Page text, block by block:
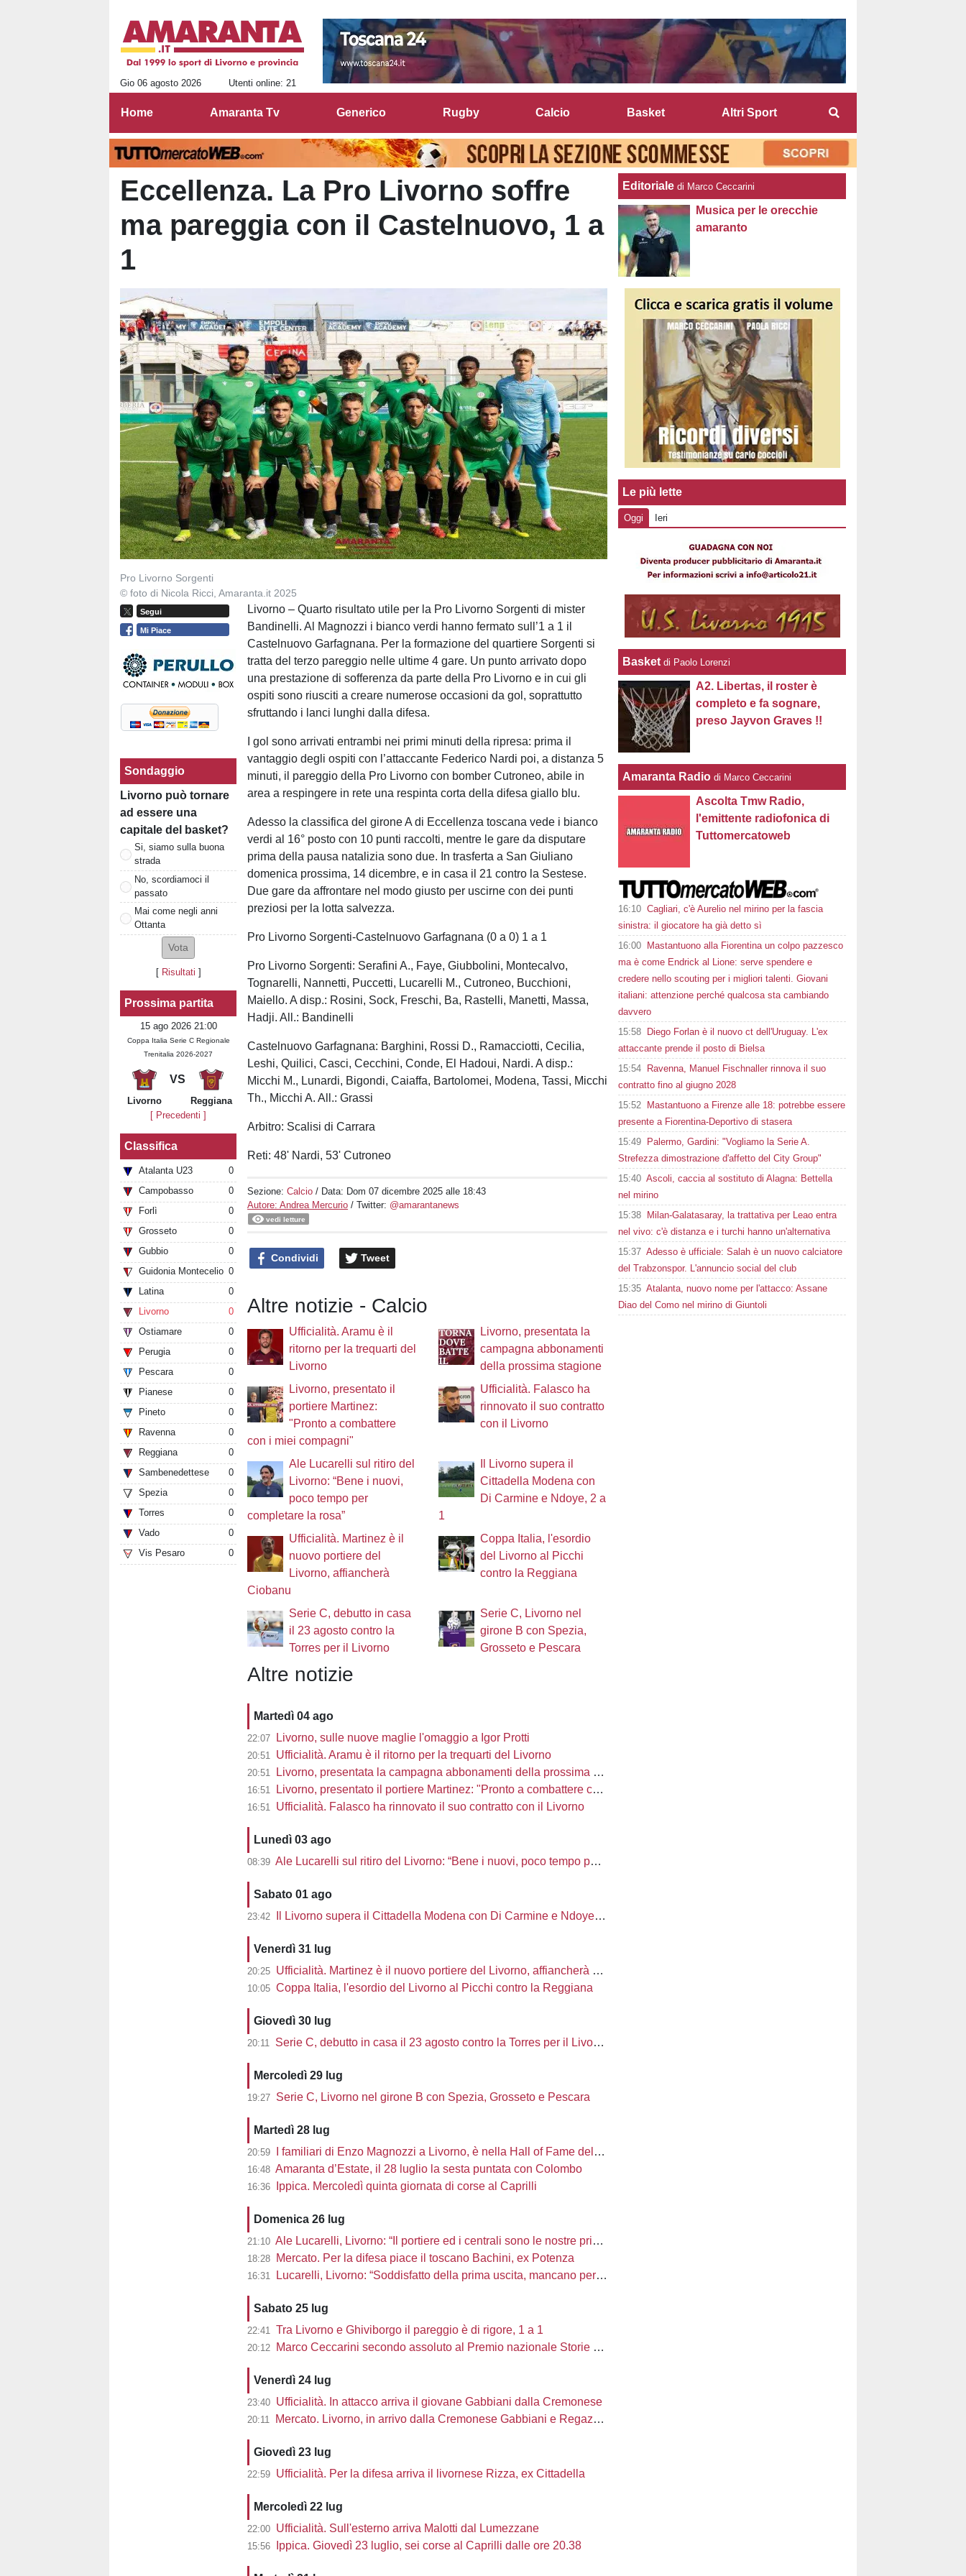
Gio 06 agosto 2026 Utenti online: 21
Home Amaranta Tv Generico Rugby Calcio Basket Altri Sport
Eccellenza. La Pro Livorno soffre
ma pareggia con il Castelnuovo, 1 a
1
Pro Livorno Sorgenti
© foto di Nicola Ricci, Amaranta.it 2025
Segui
Mi Piace
Sondaggio
Livorno può tornare
ad essere una
capitale del basket?
Si, siamo sulla buona
strada
No, scordiamoci il
passato
Mai come negli anni
Ottanta
[ Risultati ]
Prossima partita
15 ago 2026 21:00
Coppa Italia Serie C Regionale
Trenitalia 2026-2027
VS
Livorno
Reggiana
[ Precedenti ]
Classifica
Atalanta U23
0
Campobasso
0
Forlì
0
Grosseto
0
Gubbio
0
Guidonia Montecelio 0
Latina
0
Livorno
0
Ostiamare
0
Perugia
0
Pescara
0
Pianese
0
Pineto
0
Ravenna
0
Reggiana
0
Sambenedettese
0
Spezia
0
Torres
0
Vado
0
Vis Pesaro
0
Livorno – Quarto risultato utile per la Pro Livorno Sorgenti di mister
Bandinelli. Al Magnozzi i bianco verdi hanno fermato sull’1 a 1 il
Castelnuovo Garfagnana. Per la formazione del quartiere Sorgenti si
tratta del terzo pareggio nelle ultime 4 gare. Un punto arrivato dopo
una prestazione di sofferenza da parte della Pro Livorno e in cui gli
ospiti sono riusciti a creare numerose occasioni da gol, soprattutto
sfruttando i lanci lunghi dalla difesa.
I gol sono arrivati entrambi nei primi minuti della ripresa: prima il
vantaggio degli ospiti con l’attaccante Federico Nardi poi, a distanza 5
minuti, il pareggio della Pro Livorno con bomber Cutroneo, abile in
area a respingere in rete una respinta corta della difesa giallo blu.
Adesso la classifica del girone A di Eccellenza toscana vede i bianco
verdi al 16° posto con 10 punti raccolti, mentre le gare da disputare
prima della pausa natalizia sono due. In trasferta a San Giuliano
domenica prossima, 14 dicembre, e in casa il 21 contro la Sestese.
Due gare da affrontare nel modo giusto per uscirne con dei punti
preziosi per la lotta salvezza.
Pro Livorno Sorgenti-Castelnuovo Garfagnana (0 a 0) 1 a 1
Pro Livorno Sorgenti: Serafini A., Faye, Giubbolini, Montecalvo,
Tognarelli, Nannetti, Puccetti, Lucarelli M., Cutroneo, Bucchioni,
Maiello. A disp.: Rosini, Sock, Freschi, Ba, Rastelli, Manetti, Massa,
Hadji. All.: Bandinelli
Castelnuovo Garfagnana: Barghini, Rossi D., Ramacciotti, Cecilia,
Leshi, Quilici, Casci, Cecchini, Conde, El Hadoui, Nardi. A disp.:
Micchi M., Lunardi, Bigondi, Caiaffa, Bartolomei, Modena, Tassi, Micchi
Th., Micchi A. All.: Grassi
Arbitro: Scalisi di Carrara
Reti: 48' Nardi, 53' Cutroneo
Sezione:Calcio / Data: Dom 07 dicembre 2025 alle 18:43
Autore: Andrea Mercurio / Twitter: @amarantanews
vedi letture
Condividi Tweet
Altre notizie - Calcio
Ufficialità. Aramu è il
ritorno per la trequarti del
Livorno
Livorno, presentata la
campagna abbonamenti
della prossima stagione
Livorno, presentato il
portiere Martinez:
"Pronto a combattere
con i miei compagni"
Ufficialità. Falasco ha
rinnovato il suo contratto
con il Livorno
Ale Lucarelli sul ritiro del
Livorno: “Bene i nuovi,
poco tempo per
completare la rosa”
Il Livorno supera il
Cittadella Modena con
Di Carmine e Ndoye, 2 a
1
Ufficialità. Martinez è il
nuovo portiere del
Livorno, affiancherà
Ciobanu
Coppa Italia, l'esordio
del Livorno al Picchi
contro la Reggiana
Serie C, debutto in casa
il 23 agosto contro la
Torres per il Livorno
Serie C, Livorno nel
girone B con Spezia,
Grosseto e Pescara
Altre notizie
Martedì 04 ago
22:07 Livorno, sulle nuove maglie l'omaggio a Igor Protti
20:51 Ufficialità. Aramu è il ritorno per la trequarti del Livorno
20:51 Livorno, presentata la campagna abbonamenti della prossima stagione
16:51 Livorno, presentato il portiere Martinez: "Pronto a combattere con i miei compagni"
16:51 Ufficialità. Falasco ha rinnovato il suo contratto con il Livorno
Lunedì 03 ago
08:39 Ale Lucarelli sul ritiro del Livorno: “Bene i nuovi, poco tempo per completare la rosa”
Sabato 01 ago
23:42 Il Livorno supera il Cittadella Modena con Di Carmine e Ndoye, 2 a 1
Venerdì 31 lug
20:25 Ufficialità. Martinez è il nuovo portiere del Livorno, affiancherà Ciobanu
10:05 Coppa Italia, l'esordio del Livorno al Picchi contro la Reggiana
Giovedì 30 lug
20:11 Serie C, debutto in casa il 23 agosto contro la Torres per il Livorno
Mercoledì 29 lug
19:27 Serie C, Livorno nel girone B con Spezia, Grosseto e Pescara
Martedì 28 lug
20:59 I familiari di Enzo Magnozzi a Livorno, è nella Hall of Fame del calcio Usa
16:48 Amaranta d’Estate, il 28 luglio la sesta puntata con Colombo
16:36 Ippica. Mercoledì quinta giornata di corse al Caprilli
Domenica 26 lug
21:10 Ale Lucarelli, Livorno: “Il portiere ed i centrali sono le nostre priorità”
18:28 Mercato. Per la difesa piace il toscano Bachini, ex Potenza
16:31 Lucarelli, Livorno: “Soddisfatto della prima uscita, mancano però una decina di innesti”
Sabato 25 lug
22:41 Tra Livorno e Ghiviborgo il pareggio è di rigore, 1 a 1
20:12 Marco Ceccarini secondo assoluto al Premio nazionale Storie di Sport
Venerdì 24 lug
23:40 Ufficialità. In attacco arriva il giovane Gabbiani dalla Cremonese
20:11 Mercato. Livorno, in arrivo dalla Cremonese Gabbiani e Regazzetti
Giovedì 23 lug
22:59 Ufficialità. Per la difesa arriva il livornese Rizza, ex Cittadella
Mercoledì 22 lug
22:00 Ufficialità. Sull'esterno arriva Malotti dal Lumezzane
15:56 Ippica. Giovedì 23 luglio, sei corse al Caprilli dalle ore 20.38
Editoriale di Marco Ceccarini
Musica per le orecchie
amaranto
Le più lette
Oggi Ieri
Basket di Paolo Lorenzi
A2. Libertas, il roster è
completo e fa sognare,
preso Jayvon Graves !!
Amaranta Radio di Marco Ceccarini
Ascolta Tmw Radio,
l'emittente radiofonica di
Tuttomercatoweb
16:10 Cagliari, c'è Aurelio nel mirino per la fascia
sinistra: il giocatore ha già detto sì
16:00
Mastantuono alla Fiorentina un colpo pazzesco
ma è come Endrick al Lione: serve spendere e
credere nello scouting per i migliori talenti. Giovani
italiani: attenzione perché qualcosa sta cambiando
davvero
15:58
Diego Forlan è il nuovo ct dell'Uruguay. L'ex
attaccante prende il posto di Bielsa
15:54
Ravenna, Manuel Fischnaller rinnova il suo
contratto fino al giugno 2028
15:52
Mastantuono a Firenze alle 18: potrebbe essere
presente a Fiorentina-Deportivo di stasera
15:49
Palermo, Gardini: "Vogliamo la Serie A.
Strefezza dimostrazione d'affetto del City Group"
15:40 Ascoli, caccia al sostituto di Alagna: Bettella
nel mirino
15:38
Milan-Galatasaray, la trattativa per Leao entra
nel vivo: c'è distanza e i turchi hanno un'alternativa
15:37 Adesso è ufficiale: Salah è un nuovo calciatore
del Trabzonspor. L'annuncio social del club
15:35 Atalanta, nuovo nome per l'attacco: Assane
Diao del Como nel mirino di Giuntoli